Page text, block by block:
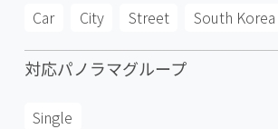
Car City Street South Korea
対応パノラマグループ
Single